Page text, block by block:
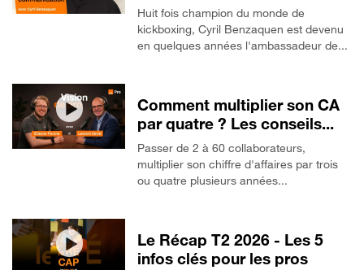
Huit fois champion du monde de
kickboxing, Cyril Benzaquen est devenu
en quelques années l'ambassadeur de...
Comment multiplier son CA
par quatre ? Les conseils...
Passer de 2 à 60 collaborateurs,
multiplier son chiffre d'affaires par trois
ou quatre plusieurs années...
Le Récap T2 2026 - Les 5
infos clés pour les pros